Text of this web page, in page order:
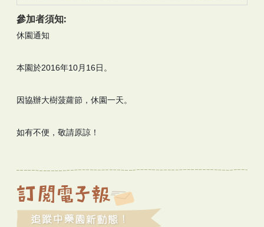
參加者須知:
休園通知
本園於2016年10月16日。
因協辦大樹菠蘿節，休園一天。
如有不便，敬請原諒！